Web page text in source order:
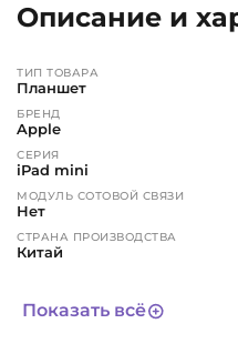
Описание и
ТИП ТОВАРА
Планшет
БРЕНД
Apple
СЕРИЯ
iPad mini
МОДУЛЬ СОТОВОЙ СВЯЗИ
Нет
СТРАНА ПРОИЗВОДСТВА
Китай
МАГАЗИН ПРИЛОЖЕНИЙ
Показать всё